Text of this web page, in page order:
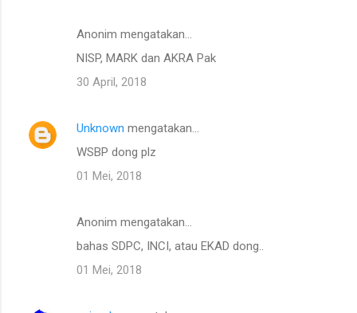
Anonim mengatakan…
NISP, MARK dan AKRA Pak
30 April, 2018
Unknown mengatakan…
WSBP dong plz
01 Mei, 2018
Anonim mengatakan…
bahas SDPC, INCI, atau EKAD dong..
01 Mei, 2018